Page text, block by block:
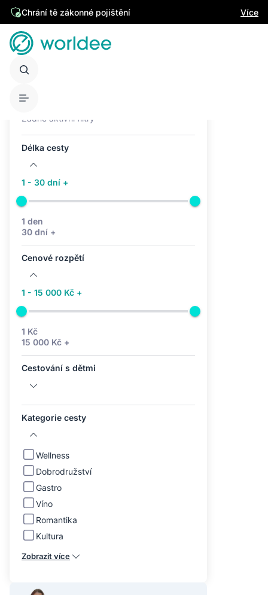
Chrání tě zákonné pojištění Více
Žádné aktivní filtry
Délka cesty
1 - 30 dní +
1 den
30 dní +
Cenové rozpětí
1 - 15 000 Kč +
1 Kč
15 000 Kč +
Cestování s dětmi
Kategorie cesty
Wellness
Dobrodružství
Gastro
Víno
Romantika
Kultura
Zobrazit více